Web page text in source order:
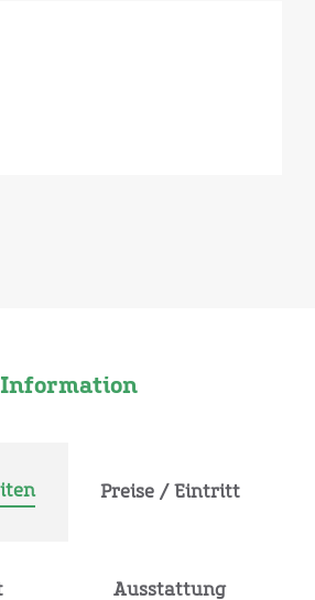
Information
Preise / Eintritt
Ausstattung